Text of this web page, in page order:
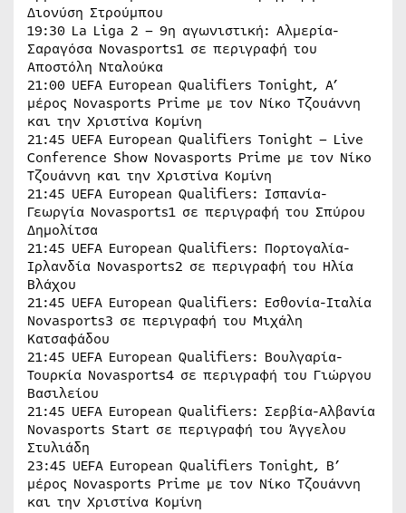
Διονύση Στρούμπου
19:30 La Liga 2 – 9η αγωνιστική: Αλμερία-
Σαραγόσα Novasports1 σε περιγραφή του
Αποστόλη Νταλούκα
21:00 UEFA European Qualifiers Tonight, Α’
μέρος Novasports Prime με τον Νίκο Τζουάννη
και την Χριστίνα Κομίνη
21:45 UEFA European Qualifiers Tonight – Live
Conference Show Novasports Prime με τον Νίκο
Τζουάννη και την Χριστίνα Κομίνη
21:45 UEFA European Qualifiers: Ισπανία-
Γεωργία Novasports1 σε περιγραφή του Σπύρου
Δημολίτσα
21:45 UEFA European Qualifiers: Πορτογαλία-
Ιρλανδία Novasports2 σε περιγραφή του Ηλία
Βλάχου
21:45 UEFA European Qualifiers: Εσθονία-Ιταλία
Novasports3 σε περιγραφή του Μιχάλη
Κατσαφάδου
21:45 UEFA European Qualifiers: Βουλγαρία-
Τουρκία Novasports4 σε περιγραφή του Γιώργου
Βασιλείου
21:45 UEFA European Qualifiers: Σερβία-Αλβανία
Novasports Start σε περιγραφή του Άγγελου
Στυλιάδη
23:45 UEFA European Qualifiers Tonight, B’
μέρος Novasports Prime με τον Νίκο Τζουάννη
και την Χριστίνα Κομίνη